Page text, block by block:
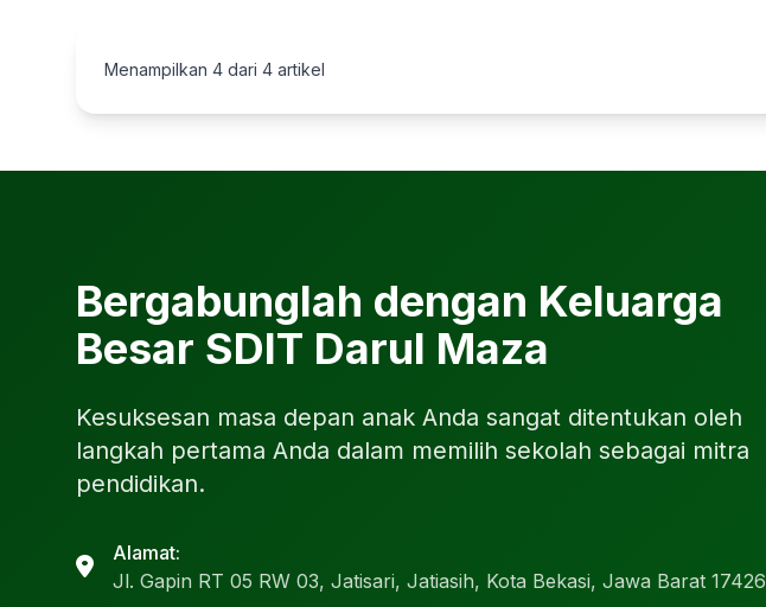
Menampilkan 4 dari 4 artikel
Bergabunglah dengan Keluarga
Besar SDIT Darul Maza
Kesuksesan masa depan anak Anda sangat ditentukan oleh
langkah pertama Anda dalam memilih sekolah sebagai mitra
pendidikan.
Alamat:
Jl. Gapin RT 05 RW 03, Jatisari, Jatiasih, Kota Bekasi, Jawa Barat 17426